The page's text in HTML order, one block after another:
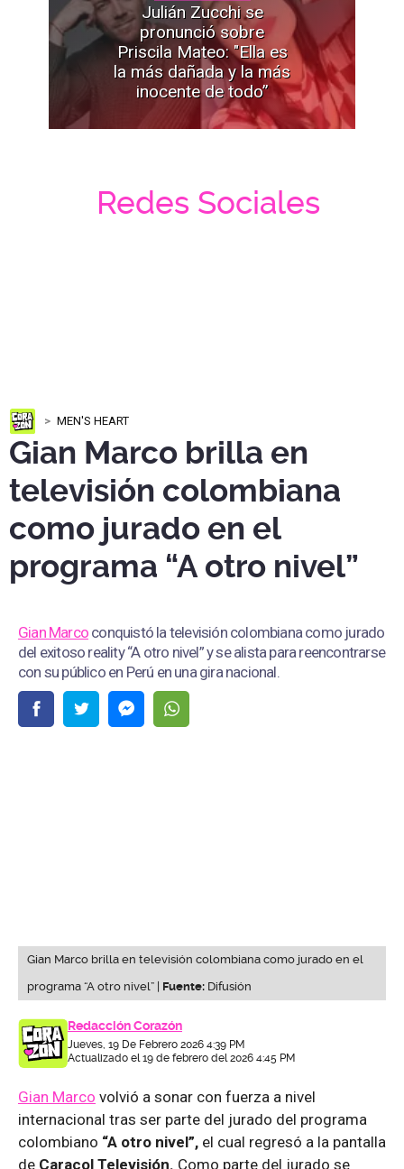
Julián Zucchi se
pronunció sobre
Priscila Mateo: "Ella es
la más dañada y la más
inocente de todo”
Redes Sociales
MEN'S HEART
Gian Marco brilla en
televisión colombiana
como jurado en el
programa “A otro nivel”
Gian Marco conquistó la televisión colombiana como jurado
del exitoso reality “A otro nivel” y se alista para reencontrarse
con su público en Perú en una gira nacional.
Gian Marco brilla en televisión colombiana como jurado en el
programa “A otro nivel” | Fuente: Difusión
Redacción Corazón
Jueves, 19 De Febrero 2026 4:39 PM
Actualizado el 19 de febrero del 2026 4:45 PM
Gian Marco volvió a sonar con fuerza a nivel
internacional tras ser parte del jurado del programa
colombiano “A otro nivel”, el cual regresó a la pantalla
de Caracol Televisión. Como parte del jurado se